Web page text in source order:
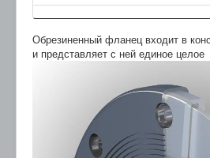
Обрезиненный фланец входит в
и представляет с ней единое целое